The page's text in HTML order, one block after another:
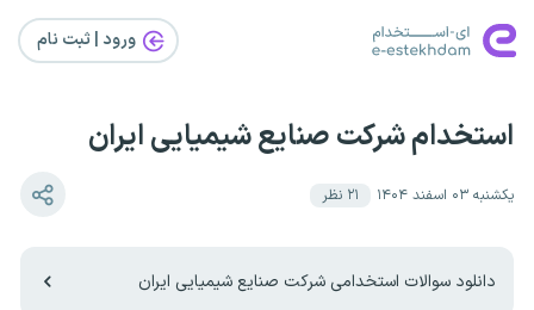
ورود | ثبت‌ نام
استخدام شرکت صنایع شیمیایی ایران
یکشنبه ۰۳ اسفند ۱۴۰۴ ۲۱ نظر
دانلود سوالات استخدامی شرکت صنایع شیمیایی ایران